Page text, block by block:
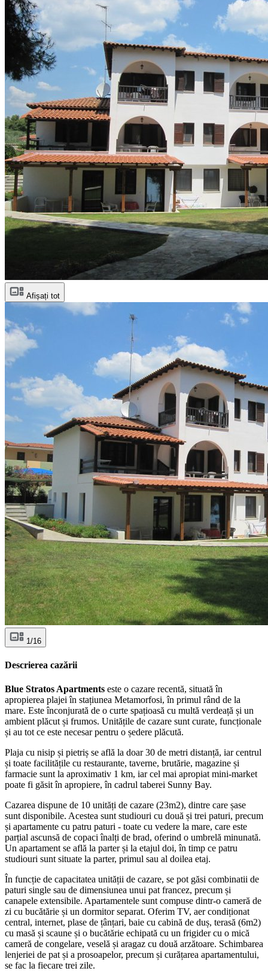
Afișați tot
1/16
Descrierea cazării
Blue Stratos Apartments este o cazare recentă, situată în
apropierea plajei în stațiunea Metamorfosi, în primul rând de la
mare. Este înconjurată de o curte spațioasă cu multă verdeață și un
ambient plăcut și frumos. Unitățile de cazare sunt curate, funcționale
și au tot ce este necesar pentru o ședere plăcută.
Plaja cu nisip și pietriș se află la doar 30 de metri distanță, iar centrul
și toate facilitățile cu restaurante, taverne, brutărie, magazine și
farmacie sunt la aproximativ 1 km, iar cel mai apropiat mini-market
poate fi găsit în apropiere, în cadrul taberei Sunny Bay.
Cazarea dispune de 10 unități de cazare (23m2), dintre care șase
sunt disponibile. Acestea sunt studiouri cu două și trei paturi, precum
și apartamente cu patru paturi - toate cu vedere la mare, care este
parțial ascunsă de copaci înalți de brad, oferind o umbrelă minunată.
Un apartament se află la parter și la etajul doi, în timp ce patru
studiouri sunt situate la parter, primul sau al doilea etaj.
În funcție de capacitatea unității de cazare, se pot găsi combinatii de
paturi single sau de dimensiunea unui pat francez, precum și
canapele extensibile. Apartamentele sunt compuse dintr-o cameră de
zi cu bucătărie și un dormitor separat. Oferim TV, aer condiționat
central, internet, plase de țânțari, baie cu cabină de duș, terasă (6m2)
cu masă și scaune și o bucătărie echipată cu un frigider cu o mică
cameră de congelare, veselă și aragaz cu două arzătoare. Schimbarea
lenjeriei de pat și a prosoapelor, precum și curățarea apartamentului,
se fac la fiecare trei zile.